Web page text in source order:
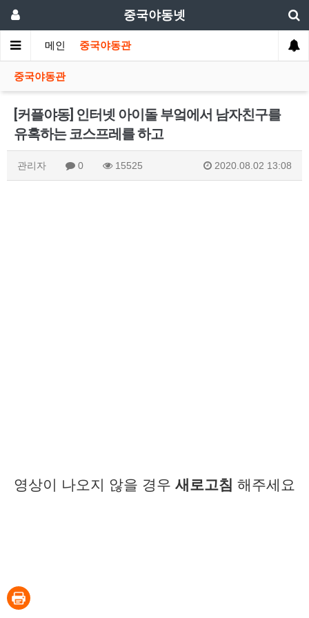
중국야동넷
메인 중국야동관
중국야동관
[커플야동] 인터넷 아이돌 부엌에서 남자친구를
유혹하는 코스프레를 하고
관리자 0 15525 2020.08.02 13:08
영상이 나오지 않을 경우 새로고침 해주세요